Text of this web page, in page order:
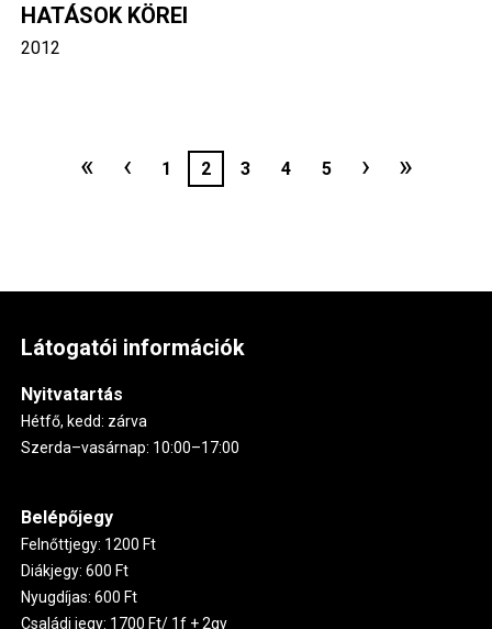
HATÁSOK KÖREI
2012
Első
«
Előző
‹ Oldal
1
Jelenlegi
oldal
2 Oldal
3 Oldal
4 Oldal
5 ›
Utolsó
»
Látogatói információk
Nyitvatartás
Hétfő, kedd: zárva
Szerda–vasárnap: 10:00–17:00
Belépőjegy
Felnőttjegy: 1200 Ft
Diákjegy: 600 Ft
Nyugdíjas: 600 Ft
Családi jegy: 1700 Ft/ 1f + 2gy